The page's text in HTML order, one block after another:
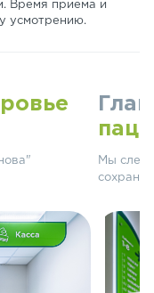
Время приема и
усмотрению.
Мы